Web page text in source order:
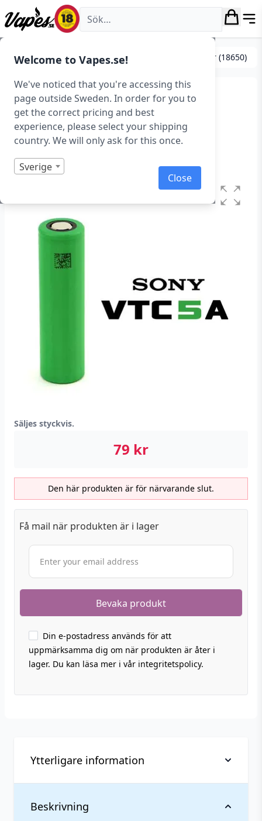
Welcome to Vapes.se!
We've noticed that you're accessing this
page outside Sweden. In order for you to
get the correct pricing and best
experience, please select your shipping
country. We will only ask for this once.
Sverige
Close
Vapes.se
Tillbehör & DIY Batterier & laddning Batterier (18650)
Sony VTC5A 18650 25A
(2600 mAh)
Art.nr: 38325
Slut i lager
Säljes styckvis.
79 kr
Den här produkten är för närvarande slut.
Få mail när produkten är i lager
Din e-postadress används för att
uppmärksamma dig om när produkten är åter i
lager. Du kan läsa mer i vår integritetspolicy.
Beskrivning
Ytterligare information
Vikt